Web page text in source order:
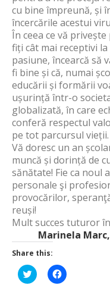
cu bine împreună, și
încercările acestui
În ceea ce vă
fiți cât mai receptivi la
pasiune, încearcă să
fi bine și că, numai
educării și formării
ușurință într-o
globalizată, în care
conferă respectul
pe tot parcursul vieții.
Vă doresc un an
muncă și dorință de
sănătate! Fie ca noul
personale şi
provocărilor,
reuși!
Mult succes tuturor
Marinela
Share this:
Click
to
Click
to